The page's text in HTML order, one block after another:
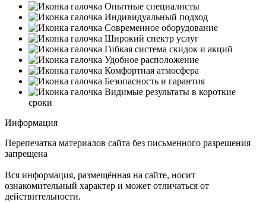
Опытные специалисты
Индивидуальный подход
Современное оборудование
Широкий спектр услуг
Гибкая система скидок и акций
Удобное расположение
Комфортная атмосфера
Безопасность и гарантия
Видимые результаты в короткие
сроки
Информация
Перепечатка материалов сайта без письменного разрешения
запрещена
Вся информация, размещённая на сайте, носит
ознакомительный характер и может отличаться от
действительности.